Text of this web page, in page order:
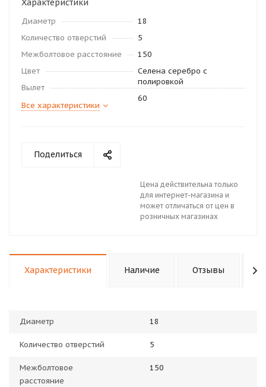
Характеристики
Диаметр
18
Количество отверстий
5
Межболтовое расстояние
150
Цвет
Селена серебро с
полировкой
Вылет
60
Все характеристики
Поделиться
Цена действительна только
для интернет-магазина и
может отличаться от цен в
розничных магазинах
Характеристики Наличие Отзывы
Диаметр 18
Количество отверстий 5
Межболтовое
расстояние
150